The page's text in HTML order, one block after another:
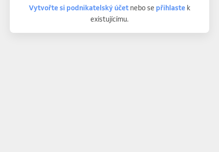
Vytvořte si podnikatelský účetnebo se přihlastek
existujícímu.